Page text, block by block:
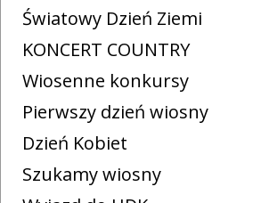
Światowy Dzień Ziemi
KONCERT COUNTRY
Wiosenne konkursy
Pierwszy dzień wiosny
Dzień Kobiet
Szukamy wiosny